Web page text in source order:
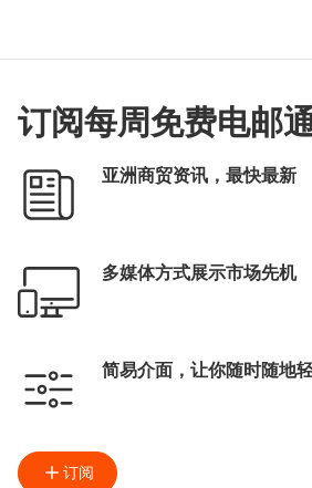
订阅每周免费电邮
亚洲商贸资讯，最快最新
多媒体方式展示市场先机
简易介面，让你随时随地
订阅